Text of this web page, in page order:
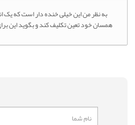
به نظر من این خیلی خنده دار است که یک
همسان خود تعین تکلیف کند و بگوید این